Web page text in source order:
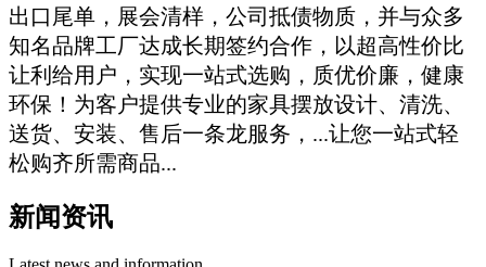
出口尾单，展会清样，公司抵债物质，并与众多
知名品牌工厂达成长期签约合作，以超高性价比
让利给用户，实现一站式选购，质优价廉，健康
环保！为客户提供专业的家具摆放设计、清洗、
送货、安装、售后一条龙服务，...让您一站式轻
松购齐所需商品...
新闻资讯